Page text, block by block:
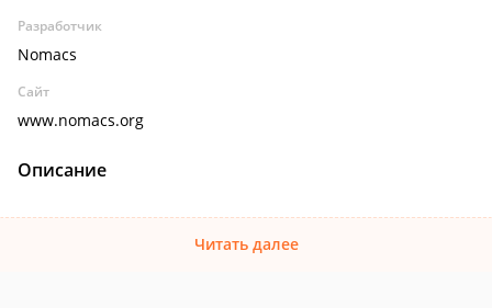
Разработчик
Nomacs
Сайт
www.nomacs.org
Описание
Читать далее